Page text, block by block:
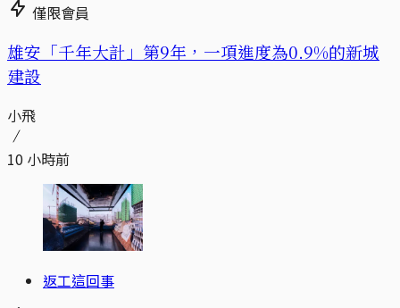
僅限會員
​​雄安「千年大計」第9年，一項進度為0.9%的新城
建設
小飛
10 小時前
返工這回事